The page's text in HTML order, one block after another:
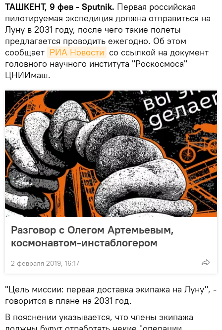
ТАШКЕНТ, 9 фев - Sputnik. Первая российская
пилотируемая экспедиция должна отправиться на
Луну в 2031 году, после чего такие полеты
предлагается проводить ежегодно. Об этом
сообщает РИА Новости со ссылкой на документ
головного научного института "Роскосмоса"
ЦНИИмаш.
Разговор с Олегом Артемьевым,
космонавтом-инстаблогером
2 февраля 2019, 16:17
"Цель миссии: первая доставка экипажа на Луну", -
говорится в плане на 2031 год.
В пояснении указывается, что члены экипажа